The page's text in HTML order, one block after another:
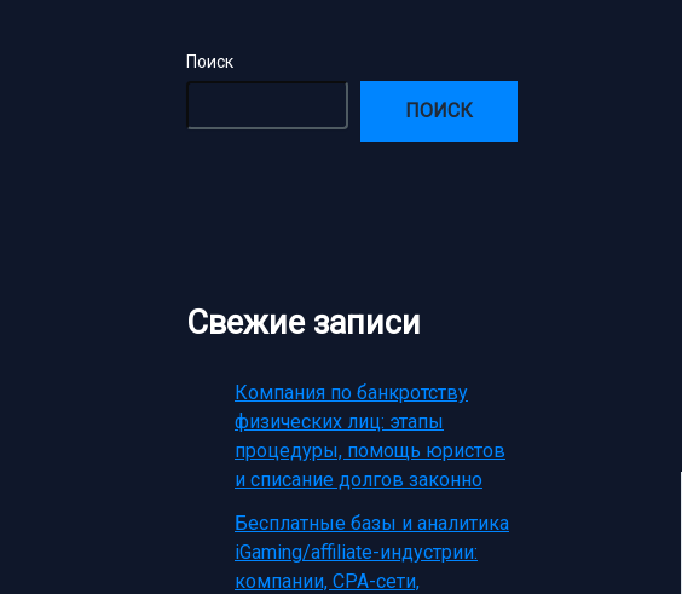
Поиск
ПОИСК
Свежие записи
Компания по банкротству
физических лиц: этапы
процедуры, помощь юристов
и списание долгов законно
Бесплатные базы и аналитика
iGaming/affiliate-индустрии:
компании, CPA-сети,